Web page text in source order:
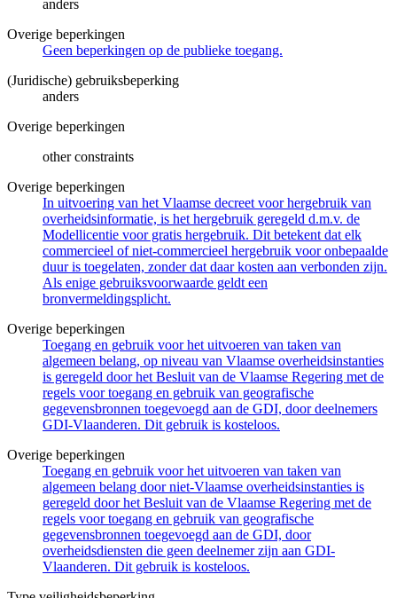
anders
Overige beperkingen
Geen beperkingen op de publieke toegang.
(Juridische) gebruiksbeperking
anders
Overige beperkingen
other constraints
Overige beperkingen
In uitvoering van het Vlaamse decreet voor hergebruik van
overheidsinformatie, is het hergebruik geregeld d.m.v. de
Modellicentie voor gratis hergebruik. Dit betekent dat elk
commercieel of niet-commercieel hergebruik voor onbepaalde
duur is toegelaten, zonder dat daar kosten aan verbonden zijn.
Als enige gebruiksvoorwaarde geldt een
bronvermeldingsplicht.
Overige beperkingen
Toegang en gebruik voor het uitvoeren van taken van
algemeen belang, op niveau van Vlaamse overheidsinstanties
is geregeld door het Besluit van de Vlaamse Regering met de
regels voor toegang en gebruik van geografische
gegevensbronnen toegevoegd aan de GDI, door deelnemers
GDI-Vlaanderen. Dit gebruik is kosteloos.
Overige beperkingen
Toegang en gebruik voor het uitvoeren van taken van
algemeen belang door niet-Vlaamse overheidsinstanties is
geregeld door het Besluit van de Vlaamse Regering met de
regels voor toegang en gebruik van geografische
gegevensbronnen toegevoegd aan de GDI, door
overheidsdiensten die geen deelnemer zijn aan GDI-
Vlaanderen. Dit gebruik is kosteloos.